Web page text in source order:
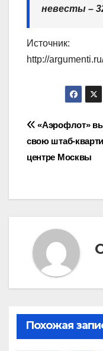
невесты –
Источник:
http://
по
«Аэрофлот»
свою штаб-
центре Москвы
Похожая